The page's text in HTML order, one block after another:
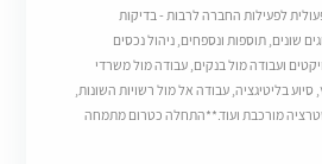
לפעילות החברה לרבות - בדיקות
שונים, תוספות ונספחים, ניהול נכסים
ועבודה מול בנקים, עבודה מול משרדי
סיוע בליטיגציה, עבודה אל מול רשויות השונות,
מורכבת ועוד.**התחלה כטרום מתמחה